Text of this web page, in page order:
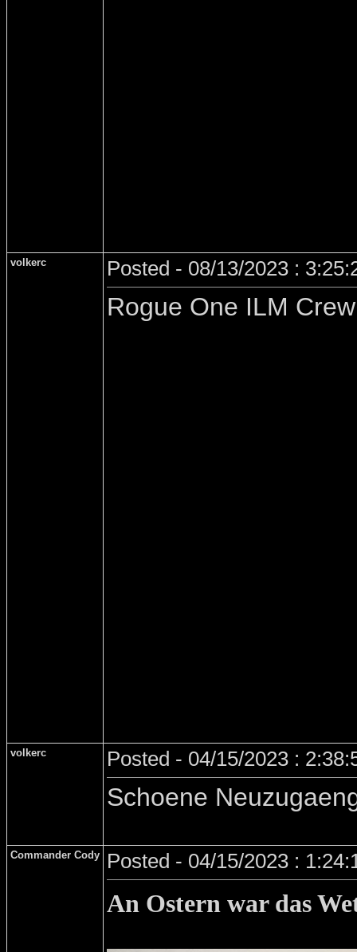
volkerc Posted - 08/13/2023 :
Rogue One ILM
volkerc Posted - 04/15/2023 :
Schoene
Commander Cody Posted - 04/15/2023 :
An Ostern war das